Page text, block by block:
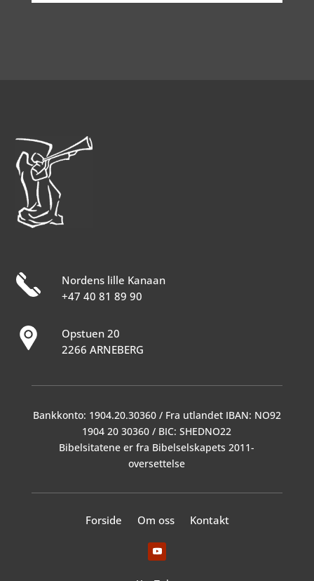
Nordens lille Kanaan
+47 40 81 89 90
Opstuen 20
2266 ARNEBERG
Bankkonto: 1904.20.30360 / Fra utlandet IBAN: NO92
1904 20 30360 / BIC: SHEDNO22
Bibelsitatene er fra Bibelselskapets 2011-
oversettelse
Forside Om oss Kontakt